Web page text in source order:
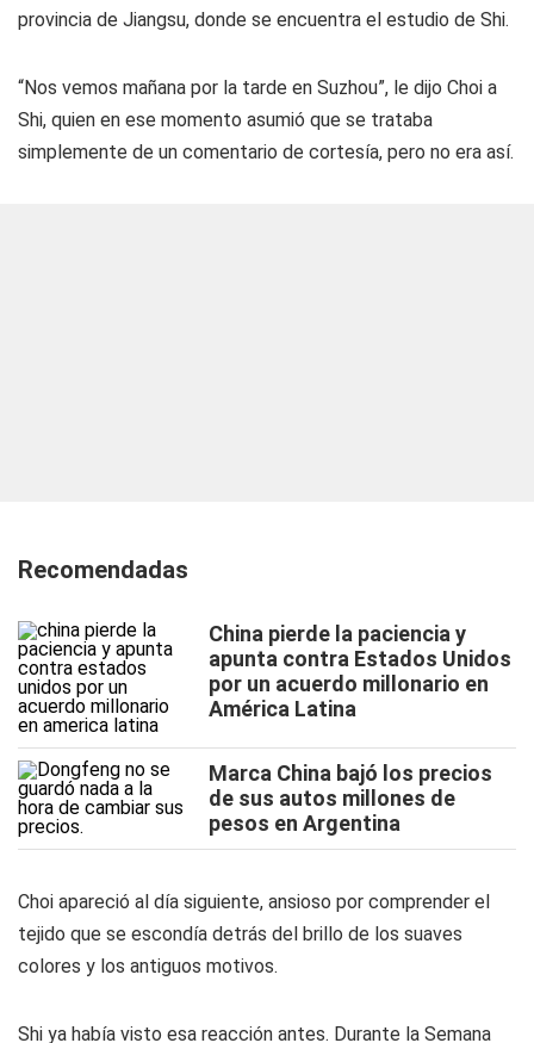
provincia de Jiangsu, donde se encuentra el estudio de Shi.
“Nos vemos mañana por la tarde en Suzhou”, le dijo Choi a
Shi, quien en ese momento asumió que se trataba
simplemente de un comentario de cortesía, pero no era así.
Recomendadas
China pierde la paciencia y
apunta contra Estados Unidos
por un acuerdo millonario en
América Latina
Marca China bajó los precios
de sus autos millones de
pesos en Argentina
Choi apareció al día siguiente, ansioso por comprender el
tejido que se escondía detrás del brillo de los suaves
colores y los antiguos motivos.
Shi ya había visto esa reacción antes. Durante la Semana